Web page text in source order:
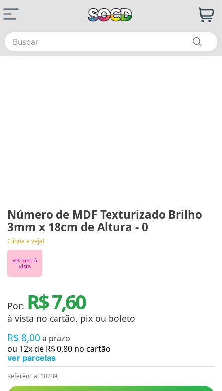
Buscar
Número de MDF Texturizado Brilho
3mm x 18cm de Altura - 0
Clique e veja!
5% desc à
vista
Por: R$ 7,60
à vista no cartão, pix ou boleto
R$ 8,00 a prazo
ou 12x de R$0,80 no cartão
ver parcelas
Referência: 10239